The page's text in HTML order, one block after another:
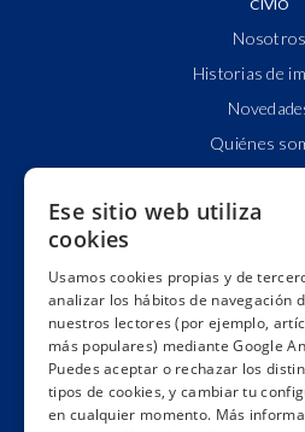
CIVIO
Nosotros
Historias de
Quiénes
Alianzas y
Impacto
Premios
Código
Re-
Ese sitio web utiliza
cookies
Usamos cookies propias y de
analizar los hábitos de navegación
nuestros lectores (por ejemplo,
más populares) mediante Google
Puedes aceptar o rechazar los
tipos de cookies, y cambiar tu
en cualquier momento. Más